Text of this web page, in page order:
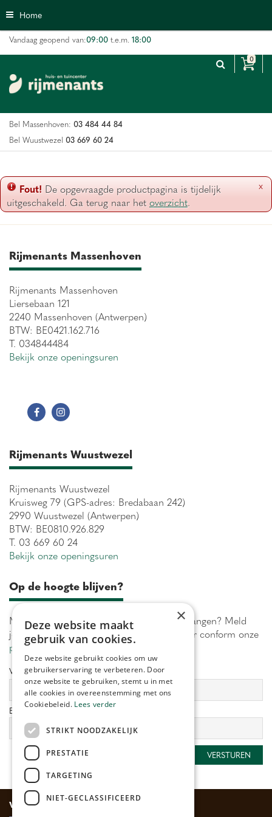
n
n
n
Home
Vandaag geopend van:09:00 t.e.m. 18:00
Bel Massenhoven: 03 484 44 84
Bel Wuustwezel 03 669 60 24
x
Fout! De opgevraagde productpagina is tijdelijk
uitgeschakeld. Ga terug naar het overzicht.
Rijmenants Massenhoven
Rijmenants Massenhoven
Liersebaan 121
2240 Massenhoven (Antwerpen)
BTW: BE0421.162.716
T. 034844484
Bekijk onze openingsuren
Rijmenants Wuustwezel
Rijmenants Wuustwezel
Kruisweg 79 (GPS-adres: Bredabaan 242)
2990 Wuustwezel (Antwerpen)
BTW: BE0810.926.829
T. 03 669 60 24
Bekijk onze openingsuren
Op de hoogte blijven?
Maximaal 1 keer per week onze acties ontvangen? Meld
je aan! Wij verwerken jouw gegevens secuur conform onze
privacy policy.
Voornaam: Achternaam:
E-mailadres:
Veilig betalen
×
Deze website maakt
gebruik van cookies.
Deze website gebruikt cookies om uw
gebruikerservaring te verbeteren. Door
onze website te gebruiken, stemt u in met
alle cookies in overeenstemming met ons
Cookiebeleid. Lees verder
STRIKT NOODZAKELIJK
PRESTATIE
TARGETING
NIET-GECLASSIFICEERD